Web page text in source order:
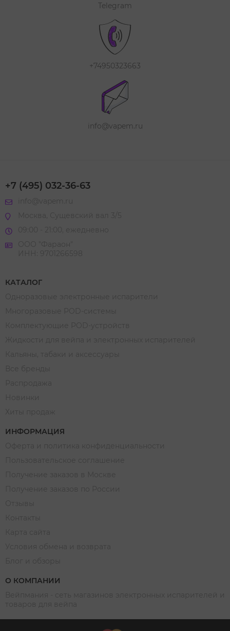
Telegram
+74950323663
info@vapem.ru
+7 (495) 032-36-63
КАТАЛОГ
ИНФОРМАЦИЯ
О КОМПАНИИ